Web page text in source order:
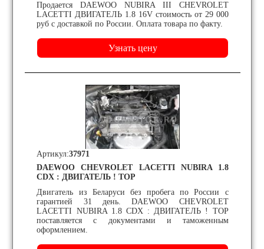
Продается DAEWOO NUBIRA III CHEVROLET
LACETTI ДВИГАТЕЛЬ 1.8 16V стоимость от 29 000
руб с доставкой по России. Оплата товара по факту.
DAEWOO CHEVROLET LACETTI NUBIRA 1.8
CDX : ДВИГАТЕЛЬ ! TOP
Двигатель из Беларуси без пробега по России с
гарантией 31 день. DAEWOO CHEVROLET
LACETTI NUBIRA 1.8 CDX : ДВИГАТЕЛЬ ! TOP
поставляется с документами и таможенным
оформлением.
Артикул:37971